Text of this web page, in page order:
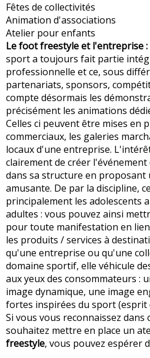
Fêtes de collectivités
Animation d'associations
Atelier pour enfants
Le foot freestyle et l'entreprise :
sport a toujours fait partie
professionnelle et ce, sous
partenariats, sponsors,
compte désormais les
précisément les animations
Celles ci peuvent être mises en
commerciaux, les galeries
locaux d'une entreprise.
clairement de créer
dans sa structure en proposant
amusante. De par la discipline,
principalement les adolescents
adultes : vous pouvez ainsi
pour toute manifestation en
les produits / services à
qu'une entreprise ou qu'une
domaine sportif, elle véhicule
aux yeux des consommateurs :
image dynamique, une image
fortes inspirées du sport (esprit
Si vous vous reconnaissez dans
souhaitez mettre en place un
freestyle, vous pouvez espérer